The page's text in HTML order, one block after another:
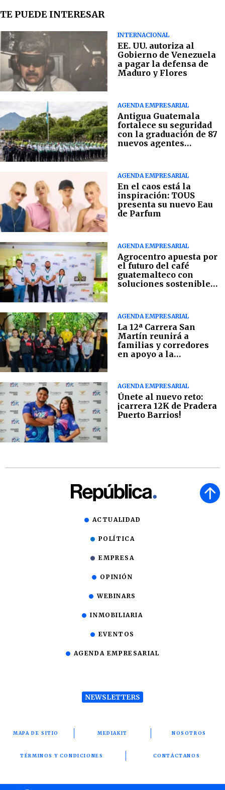
TE PUEDE INTERESAR
INTERNACIONAL
EE. UU. autoriza al
Gobierno de Venezuela
a pagar la defensa de
Maduro y Flores
AGENDA EMPRESARIAL
Antigua Guatemala
fortalece su seguridad
con la graduación de 87
nuevos agentes
AGENDA EMPRESARIAL
En el caos está la
inspiración: TOUS
presenta su nuevo Eau
de Parfum
AGENDA EMPRESARIAL
Agrocentro apuesta por
el futuro del café
guatemalteco con
soluciones sostenibles
AGENDA EMPRESARIAL
La 12ª Carrera San
Martín reunirá a
familias y corredores
en apoyo a la
AGENDA EMPRESARIAL
Únete al nuevo reto:
¡carrera 12K de Pradera
Puerto Barrios!
ACTUALIDAD
POLÍTICA
EMPRESA
OPINIÓN
WEBINARS
INMOBILIARIA
EVENTOS
AGENDA EMPRESARIAL
NEWSLETTERS
MAPA DE SITIO MEDIAKIT NOSOTROS
TÉRMINOS Y CONDICIONES CONTÁCTANOS